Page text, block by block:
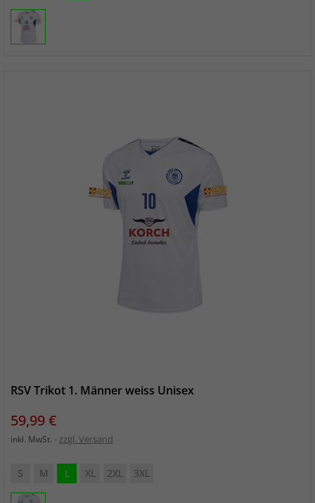
RSV Trikot 1. Männer weiss Unisex
Preis
59,99 €
inkl. MwSt. zzgl. Versand
S M L XL 2XL 3XL